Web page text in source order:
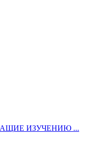
ИЗУЧЕНИЮ ...